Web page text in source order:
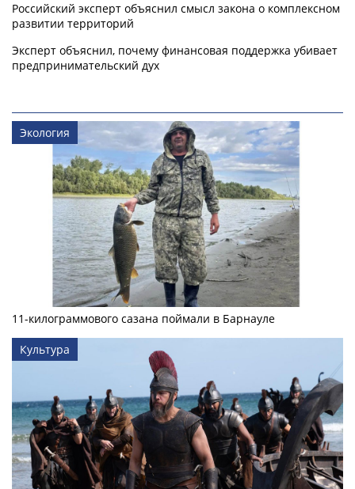
Российский эксперт объяснил смысл закона о комплексном
развитии территорий
Эксперт объяснил, почему финансовая поддержка убивает
предпринимательский дух
Экология
11-килограммового сазана поймали в Барнауле
Культура